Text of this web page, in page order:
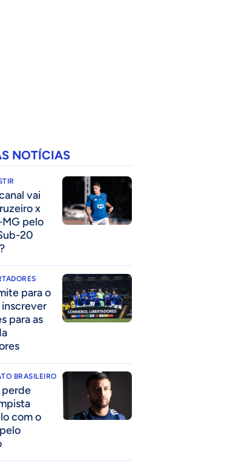
NOTÍCIAS
vai
x
pelo
20
para o
para as
BRASILEIRO
perde
com o